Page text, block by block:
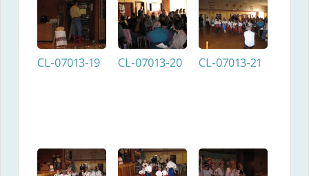
CL-07013-19 CL-07013-20 CL-07013-21